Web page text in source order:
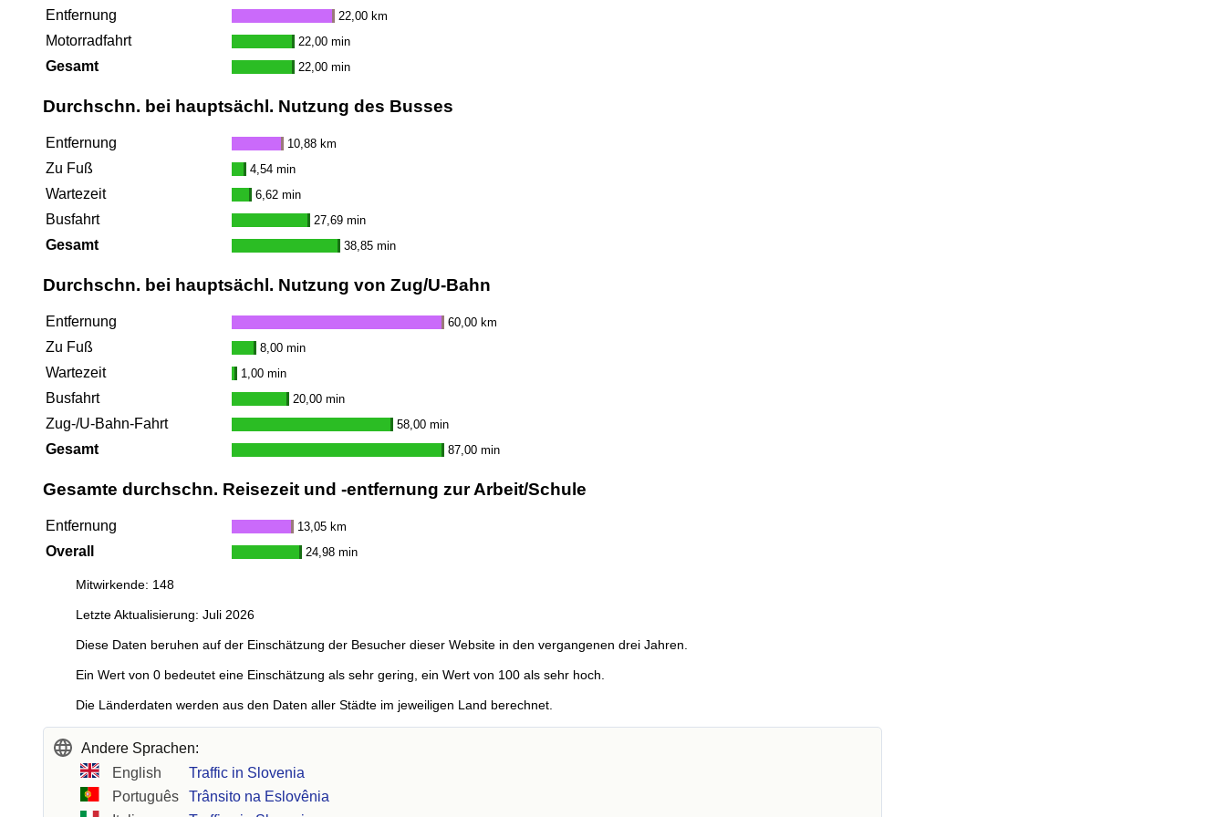
Entfernung 22,00 km
Motorradfahrt 22,00 min
Gesamt 22,00 min
Durchschn. bei hauptsächl. Nutzung des Busses
Entfernung 10,88 km
Zu Fuß 4,54 min
Wartezeit 6,62 min
Busfahrt 27,69 min
Gesamt 38,85 min
Durchschn. bei hauptsächl. Nutzung von Zug/U-Bahn
Entfernung 60,00 km
Zu Fuß 8,00 min
Wartezeit 1,00 min
Busfahrt 20,00 min
Zug-/U-Bahn-Fahrt 58,00 min
Gesamt 87,00 min
Gesamte durchschn. Reisezeit und -entfernung zur Arbeit/Schule
Entfernung 13,05 km
Overall 24,98 min
Mitwirkende: 148
Letzte Aktualisierung: Juli 2026
Diese Daten beruhen auf der Einschätzung der Besucher dieser Website in den vergangenen drei Jahren.
Ein Wert von 0 bedeutet eine Einschätzung als sehr gering, ein Wert von 100 als sehr hoch.
Die Länderdaten werden aus den Daten aller Städte im jeweiligen Land berechnet.
Andere Sprachen:
English
Traffic in Slovenia
Português
Trânsito na Eslovênia